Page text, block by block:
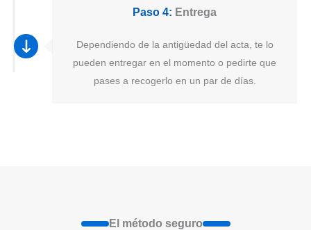
Paso 4: Entrega
Dependiendo de la antigüedad del acta, te lo
pueden entregar en el momento o pedirte que
pases a recogerlo en un par de días.
El método seguro